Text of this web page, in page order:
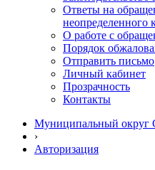
Ответы на
неопределенного
О работе с
Порядок
Отправить письмо
Личный кабинет
Прозрачность
Контакты
Муниципальный округ
›
Авторизация